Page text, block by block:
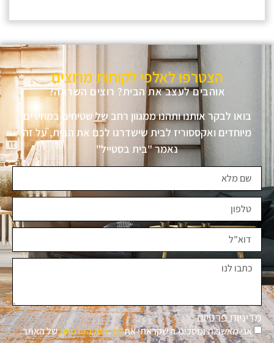
הצטרפו לאלפי לקוחות מרוצים
אוהבים לעצב את הבית? רוצים השראה?
בואו לבקר אותנו ותהנו ממגוון רחב של שטיחים במחירים
מיוחדים ואקססוריז לבית שישדרגו לכם את הבית, על זה
נאמר "בית בסטייל"
מדיניות פרטיות
אני מאשר.ת ומסכימ.ה שקראתי אתמדיניות הפרטיותשל האתר